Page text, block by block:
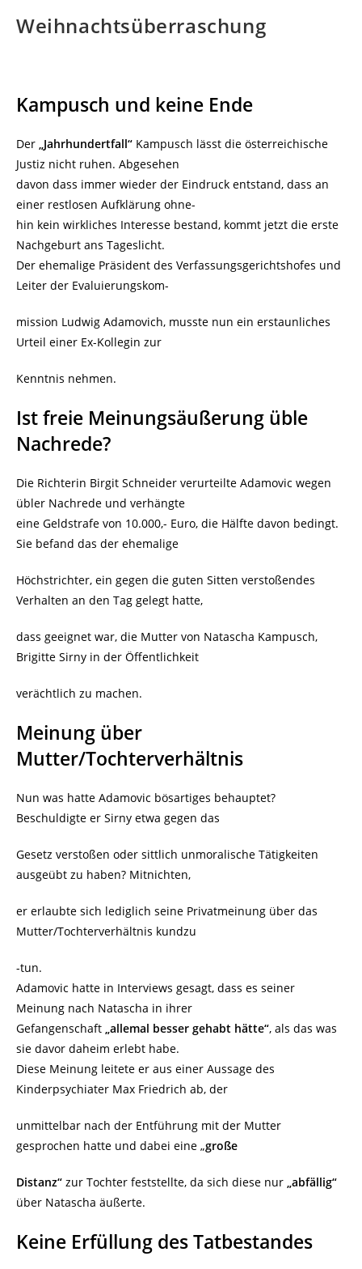
Weihnachtsüberraschung
Kampusch und keine Ende
Der „Jahrhundertfall“ Kampusch lässt die österreichische
Justiz nicht ruhen. Abgesehen
davon dass immer wieder der Eindruck entstand, dass an
einer restlosen Aufklärung ohne-
hin kein wirkliches Interesse bestand, kommt jetzt die erste
Nachgeburt ans Tageslicht.
Der ehemalige Präsident des Verfassungsgerichtshofes und
Leiter der Evaluierungskom-
mission Ludwig Adamovich, musste nun ein erstaunliches
Urteil einer Ex-Kollegin zur
Kenntnis nehmen.
Ist freie Meinungsäußerung üble
Nachrede?
Die Richterin Birgit Schneider verurteilte Adamovic wegen
übler Nachrede und verhängte
eine Geldstrafe von 10.000,- Euro, die Hälfte davon bedingt.
Sie befand das der ehemalige
Höchstrichter, ein gegen die guten Sitten verstoßendes
Verhalten an den Tag gelegt hatte,
dass geeignet war, die Mutter von Natascha Kampusch,
Brigitte Sirny in der Öffentlichkeit
verächtlich zu machen.
Meinung über
Mutter/Tochterverhältnis
Nun was hatte Adamovic bösartiges behauptet?
Beschuldigte er Sirny etwa gegen das
Gesetz verstoßen oder sittlich unmoralische Tätigkeiten
ausgeübt zu haben? Mitnichten,
er erlaubte sich lediglich seine Privatmeinung über das
Mutter/Tochterverhältnis kundzu
-tun.
Adamovic hatte in Interviews gesagt, dass es seiner
Meinung nach Natascha in ihrer
Gefangenschaft „allemal besser gehabt hätte“, als das was
sie davor daheim erlebt habe.
Diese Meinung leitete er aus einer Aussage des
Kinderpsychiater Max Friedrich ab, der
unmittelbar nach der Entführung mit der Mutter
gesprochen hatte und dabei eine „große
Distanz“ zur Tochter feststellte, da sich diese nur „abfällig“
über Natascha äußerte.
Keine Erfüllung des Tatbestandes